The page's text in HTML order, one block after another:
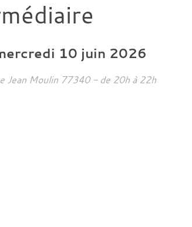
10 juin 2026
Jean Moulin 77340 - de 20h à 22h